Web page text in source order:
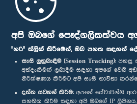
අපි ඔබගේ පෞද්ගලිකත්වය
"හරි" ක්ලික් කිරීමෙන්, ඔබ පහත සඳහන්
සැසි ලුහුබැඳීම (Session Tracking): පහසු
අත්දැකීමක් ලබාදීම සඳහා අපගේ වෙබ්
නිරීක්ෂණය කිරීමට අපි සැසි භාවිතා
දත්ත සටහන් කිරීම: අපගේ සේවාවන්හි
සහතික කිරීම සඳහා අපි ඔබගේ IP
පාර්ලිමේන්තු ජංගම යෙදුම
අප හා සම්බන්ධ වී සිටින්න :